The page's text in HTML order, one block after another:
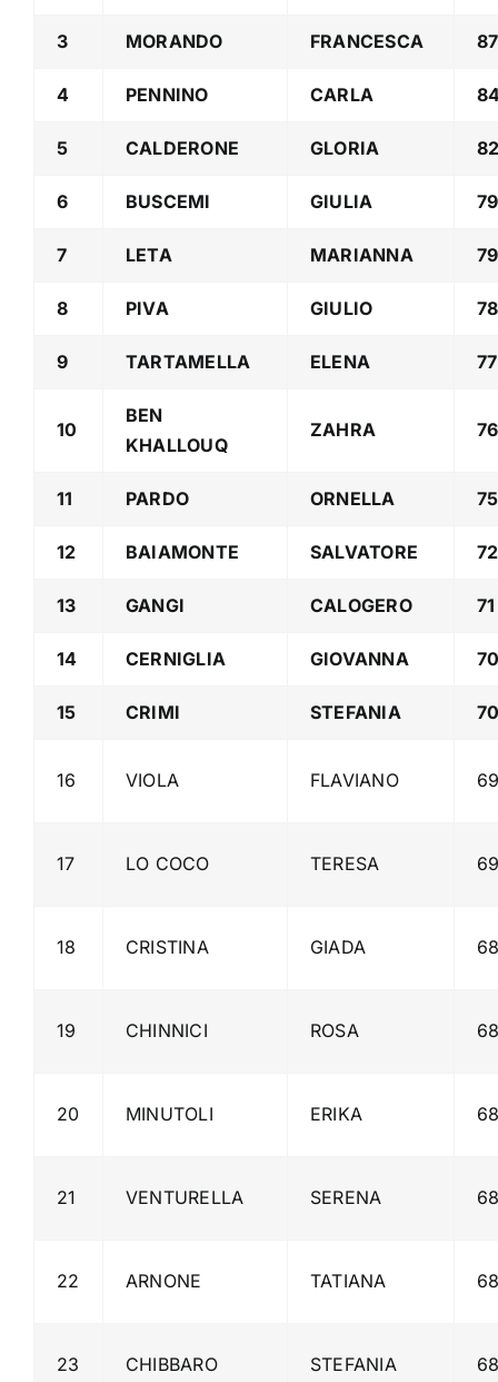
3 MORANDO FRANCESCA 87
4 PENNINO CARLA
5 CALDERONE GLORIA
6 BUSCEMI GIULIA
7 LETA MARIANNA 79
8 PIVA GIULIO 78
9 TARTAMELLA ELENA 77
10
BEN
KHALLOUQ
ZAHRA 76
11 PARDO ORNELLA 75
12 BAIAMONTE SALVATORE 72
13 GANGI CALOGERO 71
14 CERNIGLIA GIOVANNA
15 CRIMI STEFANIA
16 VIOLA FLAVIANO
17 LO COCO TERESA
18 CRISTINA GIADA
19 CHINNICI ROSA
20 MINUTOLI ERIKA
21 VENTURELLA SERENA
22 ARNONE TATIANA
23 CHIBBARO STEFANIA